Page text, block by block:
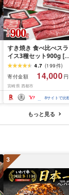
すき焼き 食べ比べスラ
イス3種セット900g [
ランプリ受賞]小分け
ース バラ モモorカタ
肉 鉄板焼肉 焼きしゃ
すき焼き肉 [14-10a]
ーター続出!! 肉ランキ
4.7 (199件)
寄付金額
14,000
宮崎県 西都市
8サイトで比
もっと見る
3